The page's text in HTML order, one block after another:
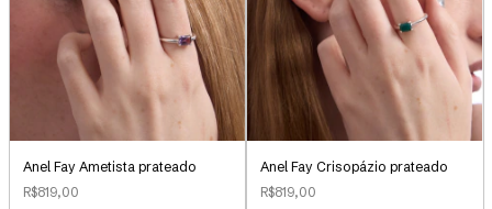
Anel Fay Ametista prateado
R$819,00
Anel Fay Crisopázio prateado
R$819,00